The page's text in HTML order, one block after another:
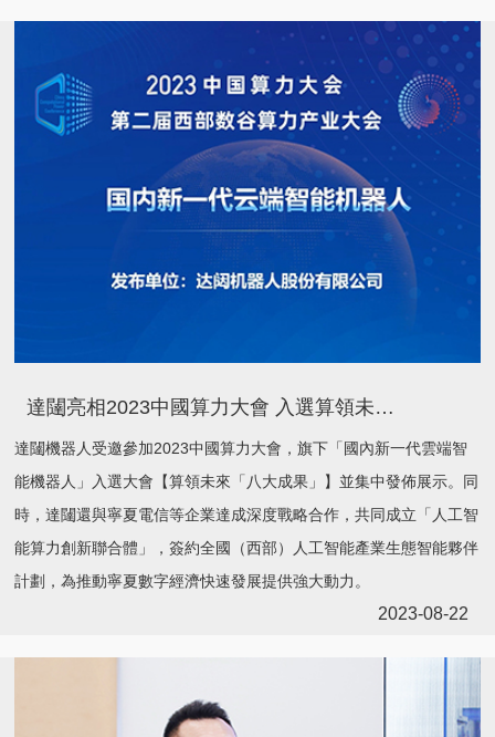
達闥亮相2023中國算力大會 入選算領未來「八大成果」
達闥機器人受邀參加2023中國算力大會，旗下「國內新一代雲端智
能機器人」入選大會【算領未來「八大成果」】並集中發佈展示。同
時，達闥還與寧夏電信等企業達成深度戰略合作，共同成立「人工智
能算力創新聯合體」，簽約全國（西部）人工智能產業生態智能夥伴
計劃，為推動寧夏數字經濟快速發展提供強大動力。
2023-08-22